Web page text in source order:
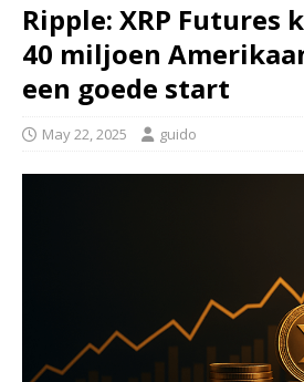
Ripple: XRP Futures
40 miljoen
een goede start
May 22, 2025 guido